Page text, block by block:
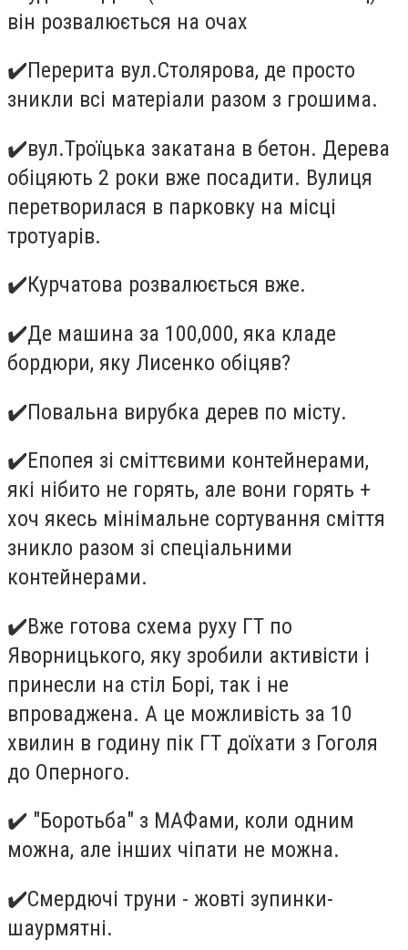
він розвалюється на очах
✔️Перерита вул.Столярова, де просто
зникли всі матеріали разом з грошима.
✔️вул.Троїцька закатана в бетон. Дерева
обіцяють 2 роки вже посадити. Вулиця
перетворилася в парковку на місці
тротуарів.
✔️Курчатова розвалюється вже.
✔️Де машина за 100,000, яка кладе
бордюри, яку Лисенко обіцяв?
✔️Повальна вирубка дерев по місту.
✔️Епопея зі сміттєвими контейнерами,
які нібито не горять, але вони горять +
хоч якесь мінімальне сортування сміття
зникло разом зі спеціальними
контейнерами.
✔️Вже готова схема руху ГТ по
Яворницького, яку зробили активісти і
принесли на стіл Борі, так і не
впроваджена. А це можливість за 10
хвилин в годину пік ГТ доїхати з Гоголя
до Оперного.
✔ ️ "Боротьба" з МАФами, коли одним
можна, але інших чіпати не можна.
✔️Смердючі труни - жовті зупинки-
шаурмятні.